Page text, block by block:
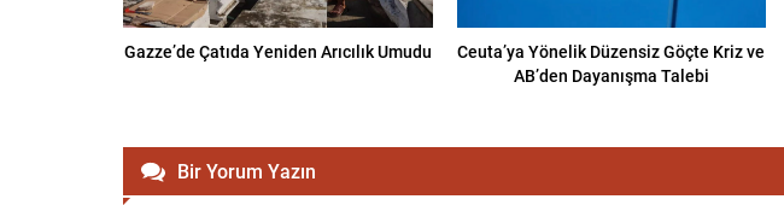
Gazze’de Çatıda Yeniden Arıcılık Umudu
Ceuta’ya Yönelik Düzensiz Göçte Kriz ve
AB’den Dayanışma Talebi
Bir Yorum Yazın